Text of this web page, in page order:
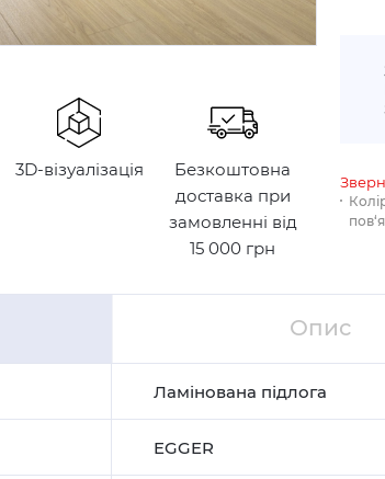
3D-візуалізація
Безкоштовна
доставка при
замовленні від
15 000 грн
Опис
Ламінована підлога
EGGER